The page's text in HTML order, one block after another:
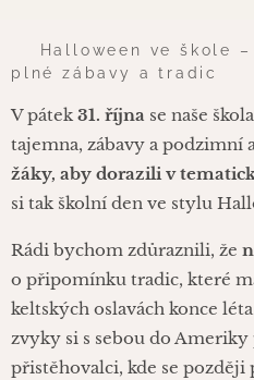
🎃 Halloween ve škole
plné zábavy a tradic 🎃
V pátek 31. října se naše
tajemna, zábavy a podzimní
žáky, aby dorazili v
si tak školní den ve stylu
Rádi bychom zdůraznili, že
o připomínku tradic, které
keltských oslavách konce
zvyky si s sebou do
přistěhovalci, kde se